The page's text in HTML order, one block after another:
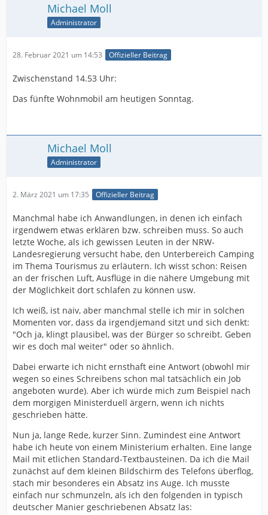
Michael Moll
Administrator
28. Februar 2021 um 14:53 Offizieller Beitrag
Zwischenstand 14.53 Uhr:
Das fünfte Wohnmobil am heutigen Sonntag.
Michael Moll
Administrator
2. März 2021 um 17:35 Offizieller Beitrag
Manchmal habe ich Anwandlungen, in denen ich einfach
irgendwem etwas erklären bzw. schreiben muss. So auch
letzte Woche, als ich gewissen Leuten in der NRW-
Landesregierung versucht habe, den Unterbereich Camping
im Thema Tourismus zu erläutern. Ich wisst schon: Reisen
an der frischen Luft, Ausflüge in die nähere Umgebung mit
der Möglichkeit dort schlafen zu können usw.
Ich weiß, ist naiv, aber manchmal stelle ich mir in solchen
Momenten vor, dass da irgendjemand sitzt und sich denkt:
"Och ja, klingt plausibel, was der Bürger so schreibt. Geben
wir es doch mal weiter" oder so ähnlich.
Dabei erwarte ich nicht ernsthaft eine Antwort (obwohl mir
wegen so eines Schreibens schon mal tatsächlich ein Job
angeboten wurde). Aber ich würde mich zum Beispiel nach
dem morgigen Ministerduell ärgern, wenn ich nichts
geschrieben hätte.
Nun ja, lange Rede, kurzer Sinn. Zumindest eine Antwort
habe ich heute von einem Ministerium erhalten. Eine lange
Mail mit etlichen Standard-Textbausteinen. Da ich die Mail
zunächst auf dem kleinen Bildschirm des Telefons überflog,
stach mir besonderes ein Absatz ins Auge. Ich musste
einfach nur schmunzeln, als ich den folgenden in typisch
deutscher Manier geschriebenen Absatz las: